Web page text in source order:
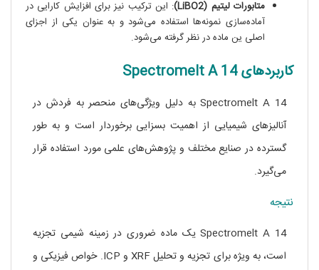
متابورات لیتیم (LiBO2)
: این ترکیب نیز برای افزایش کارایی در
آماده‌سازی نمونه‌ها استفاده می‌شود و به عنوان یکی از اجزای
اصلی ین ماده در نظر گرفته می‌شود.
کاربردهای Spectromelt A 14
Spectromelt A 14 به دلیل ویژگی‌های منحصر به فردش در
آنالیز‌های شیمیایی از اهمیت بسزایی برخوردار است و به طور
گسترده در صنایع مختلف و پژوهش‌های علمی مورد استفاده قرار
می‌گیرد.
نتیجه
Spectromelt A 14 یک ماده ضروری در زمینه شیمی تجزیه
است، به ویژه برای تجزیه و تحلیل XRF و ICP. خواص فیزیکی و